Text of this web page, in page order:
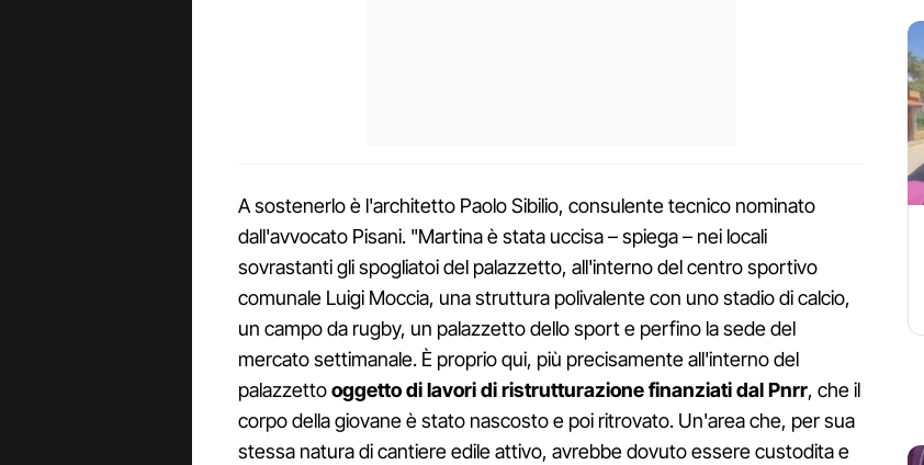
A sostenerlo è l'architetto Paolo Sibilio, consulente tecnico nominato
dall'avvocato Pisani. "Martina è stata uccisa – spiega – nei locali
sovrastanti gli spogliatoi del palazzetto, all'interno del centro sportivo
comunale Luigi Moccia, una struttura polivalente con uno stadio di calcio,
un campo da rugby, un palazzetto dello sport e perfino la sede del
mercato settimanale. È proprio qui, più precisamente all'interno del
palazzettooggetto di lavori di ristrutturazione finanziati dal Pnrr, che il
corpo della giovane è stato nascosto e poi ritrovato. Un'area che, per sua
stessa natura di cantiere edile attivo, avrebbe dovuto essere custodita e